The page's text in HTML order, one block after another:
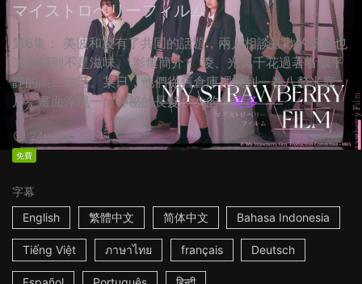
マイストロベリーフィルム
第6集： 美波和凌有了共同的話題，兩人相談甚歡的景象也
讓光感到不是滋味。 影集簡介： 凌、光與千花過著看似平
靜的高二生活。某日，他們從舊倉庫裡找到一卷八釐米底
片，畫面浮現一位神祕的長髮少女的... 更多
24m日本 2024
免費
字幕
English
繁體中文 简体中文 Bahasa Indonesia
Tiếng Việt ภาษาไทย français Deutsch